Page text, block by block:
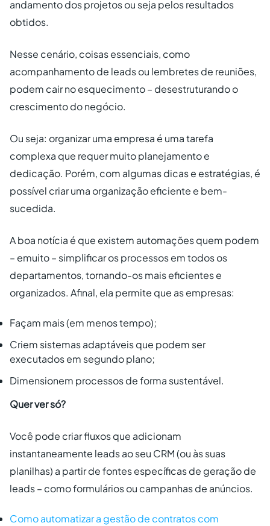
andamento dos projetos ou seja pelos resultados
obtidos.
Nesse cenário, coisas essenciais, como
acompanhamento de leads ou lembretes de reuniões,
podem cair no esquecimento – desestruturando o
crescimento do negócio.
Ou seja: organizar uma empresa é uma tarefa
complexa que requer muito planejamento e
dedicação. Porém, com algumas dicas e estratégias, é
possível criar uma organização eficiente e bem-
sucedida.
A boa notícia é que existem automações quem podem
– emuito – simplificar os processos em todos os
departamentos, tornando-os mais eficientes e
organizados. Afinal, ela permite que as empresas:
Façam mais (em menos tempo);
Criem sistemas adaptáveis que podem ser
executados em segundo plano;
Dimensionem processos de forma sustentável.
Quer ver só?
Você pode criar fluxos que adicionam
instantaneamente leads ao seu CRM (ou às suas
planilhas) a partir de fontes específicas de geração de
leads – como formulários ou campanhas de anúncios.
Como automatizar a gestão de contratos com